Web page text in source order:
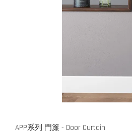
APP系列 門簾 - Door Curtain